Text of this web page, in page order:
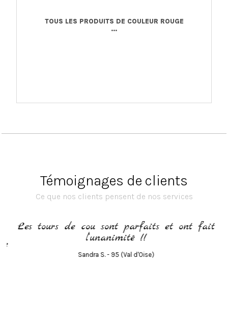
TOUS LES PRODUITS DE COULEUR ROUGE
...
Témoignages de clients
Ce que nos clients pensent de nos services
Les tours de cou sont parfaits et ont fait
l’unanimité !!
Sandra S. - 95 (Val d'Oise)